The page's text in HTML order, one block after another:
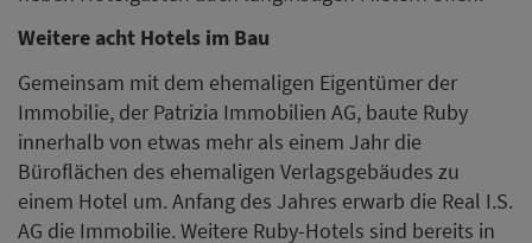
Weitere acht Hotels im Bau
Gemeinsam mit dem ehemaligen Eigentümer der
Immobilie, der Patrizia Immobilien AG, baute Ruby
innerhalb von etwas mehr als einem Jahr die
Büroflächen des ehemaligen Verlagsgebäudes zu
einem Hotel um. Anfang des Jahres erwarb die Real I.S.
AG die Immobilie. Weitere Ruby-Hotels sind bereits in